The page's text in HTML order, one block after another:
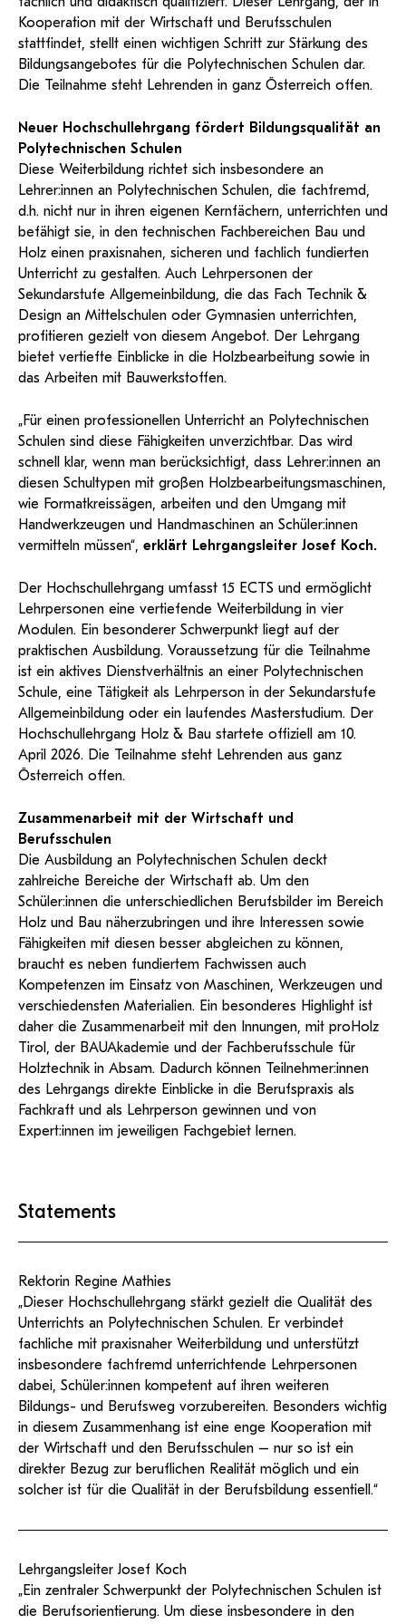
Kooperation mit der Wirtschaft und Berufsschulen
stattfindet, stellt einen wichtigen Schritt zur Stärkung des
Bildungsangebotes für die Polytechnischen Schulen dar.
Die Teilnahme steht Lehrenden in ganz Österreich offen.
Neuer Hochschullehrgang fördert Bildungsqualität an
Polytechnischen Schulen
Diese Weiterbildung richtet sich insbesondere an
Lehrer:innen an Polytechnischen Schulen, die fachfremd,
d.h. nicht nur in ihren eigenen Kernfächern, unterrichten und
befähigt sie, in den technischen Fachbereichen Bau und
Holz einen praxisnahen, sicheren und fachlich fundierten
Unterricht zu gestalten. Auch Lehrpersonen der
Sekundarstufe Allgemeinbildung, die das Fach Technik &
Design an Mittelschulen oder Gymnasien unterrichten,
profitieren gezielt von diesem Angebot. Der Lehrgang
bietet vertiefte Einblicke in die Holzbearbeitung sowie in
das Arbeiten mit Bauwerkstoffen.
„Für einen professionellen Unterricht an Polytechnischen
Schulen sind diese Fähigkeiten unverzichtbar. Das wird
schnell klar, wenn man berücksichtigt, dass Lehrer:innen an
diesen Schultypen mit großen Holzbearbeitungsmaschinen,
wie Formatkreissägen, arbeiten und den Umgang mit
Handwerkzeugen und Handmaschinen an Schüler:innen
vermitteln müssen“, erklärt Lehrgangsleiter Josef Koch.
Der Hochschullehrgang umfasst 15 ECTS und ermöglicht
Lehrpersonen eine vertiefende Weiterbildung in vier
Modulen. Ein besonderer Schwerpunkt liegt auf der
praktischen Ausbildung. Voraussetzung für die Teilnahme
ist ein aktives Dienstverhältnis an einer Polytechnischen
Schule, eine Tätigkeit als Lehrperson in der Sekundarstufe
Allgemeinbildung oder ein laufendes Masterstudium. Der
Hochschullehrgang Holz & Bau startete offiziell am 10.
April 2026. Die Teilnahme steht Lehrenden aus ganz
Österreich offen.
Zusammenarbeit mit der Wirtschaft und
Berufsschulen
Die Ausbildung an Polytechnischen Schulen deckt
zahlreiche Bereiche der Wirtschaft ab. Um den
Schüler:innen die unterschiedlichen Berufsbilder im Bereich
Holz und Bau näherzubringen und ihre Interessen sowie
Fähigkeiten mit diesen besser abgleichen zu können,
braucht es neben fundiertem Fachwissen auch
Kompetenzen im Einsatz von Maschinen, Werkzeugen und
verschiedensten Materialien. Ein besonderes Highlight ist
daher die Zusammenarbeit mit den Innungen, mit proHolz
Tirol, der BAUAkademie und der Fachberufsschule für
Holztechnik in Absam. Dadurch können Teilnehmer:innen
des Lehrgangs direkte Einblicke in die Berufspraxis als
Fachkraft und als Lehrperson gewinnen und von
Expert:innen im jeweiligen Fachgebiet lernen.
Statements
Rektorin Regine Mathies
„Dieser Hochschullehrgang stärkt gezielt die Qualität des
Unterrichts an Polytechnischen Schulen. Er verbindet
fachliche mit praxisnaher Weiterbildung und unterstützt
insbesondere fachfremd unterrichtende Lehrpersonen
dabei, Schüler:innen kompetent auf ihren weiteren
Bildungs- und Berufsweg vorzubereiten. Besonders wichtig
in diesem Zusammenhang ist eine enge Kooperation mit
der Wirtschaft und den Berufsschulen – nur so ist ein
direkter Bezug zur beruflichen Realität möglich und ein
solcher ist für die Qualität in der Berufsbildung essentiell.“
Lehrgangsleiter Josef Koch
„Ein zentraler Schwerpunkt der Polytechnischen Schulen ist
die Berufsorientierung. Um diese insbesondere in den
und Dokumentationen in öffentlich-
rechtlicher Qualität.
Support
wissenschaftlichen Arbeiten
Anleitung
Antragsformular Konto
Web-basiertes Tool zum sicheren
Versand großer Dateien.
ServiceWeb Hilfe
BA/MA Anträge,
Forschungsanträge, Formulare,…
Support-Webadmin
PH Online Hilfe
Hilfe & Support
persönliche Mailadresse, sondern über den oben
angegebenen Hilfebutton.
Service
Ideen und Verbesserungen Campus
Login Webredaktion